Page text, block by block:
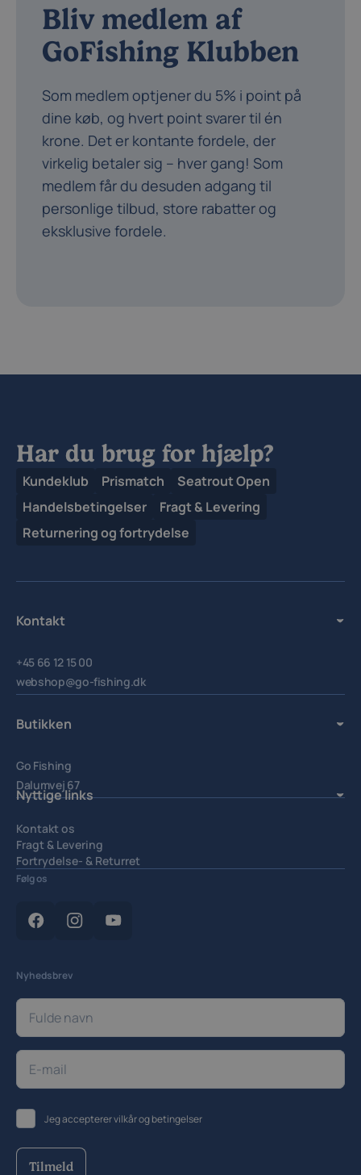
Bliv medlem af
GoFishing Klubben
Som medlem optjener du 5% i point på
dine køb, og hvert point svarer til én
krone. Det er kontante fordele, der
virkelig betaler sig – hver gang! Som
medlem får du desuden adgang til
personlige tilbud, store rabatter og
eksklusive fordele.
Har du brug for hjælp?
Kundeklub Prismatch
Seatrout Open
Handelsbetingelser
Fragt & Levering
Returnering og fortrydelse
Kontakt
+45 66 12 15 00
webshop@go-fishing.dk
Butikken
Go Fishing
Dalumvej 67
5250 Odense SV.
Nyttige links
Kontakt os
Fragt & Levering
Fortrydelse- & Returret
Handelsbetingelser
Cookieindstillinger
Følg os
Nyhedsbrev
Jeg accepterervilkår og betingelser
Tilmeld